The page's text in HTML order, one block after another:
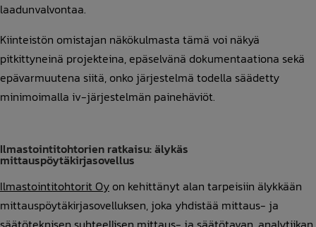
laadunvalvontaa.
Kiinteistön omistajan näkökulmasta tämä voi näkyä
pitkittyneinä projekteina, epäselvänä dokumentaationa sekä
epävarmuutena siitä, onko järjestelmä todella säädetty
minimoimalla iv-järjestelmän painehäviöt.
Ilmastointitohtorien ratkaisu: älykäs
mittauspöytäkirjasovellus
Ilmastointitohtorit Oy on kehittänyt alan tarpeisiin älykkään
mittauspöytäkirjasovelluksen, joka yhdistää mittaus- ja